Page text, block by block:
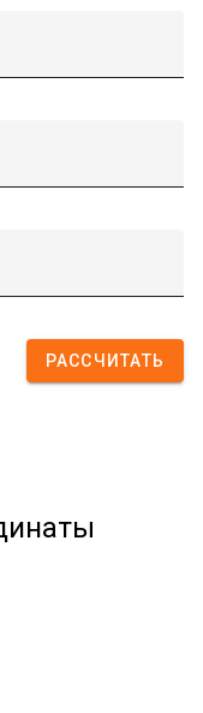
РАССЧИТАТЬ